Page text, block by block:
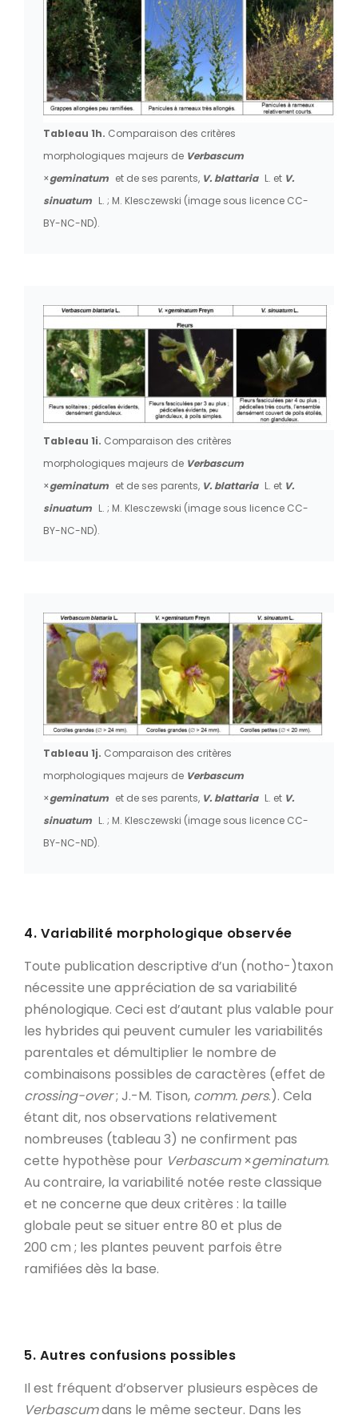
Tableau 1h. Comparaison des critères
morphologiques majeurs de Verbascum
×geminatum et de ses parents, V. blattaria L. et V.
sinuatum L. ; M. Klesczewski (image sous licence CC-
BY-NC-ND).
Tableau 1i. Comparaison des critères
morphologiques majeurs de Verbascum
×geminatum et de ses parents, V. blattaria L. et V.
sinuatum L. ; M. Klesczewski (image sous licence CC-
BY-NC-ND).
Tableau 1j. Comparaison des critères
morphologiques majeurs de Verbascum
×geminatum et de ses parents, V. blattaria L. et V.
sinuatum L. ; M. Klesczewski (image sous licence CC-
BY-NC-ND).
4. Variabilité morphologique observée
Toute publication descriptive d’un (notho-)taxon
nécessite une appréciation de sa variabilité
phénologique. Ceci est d’autant plus valable pour
les hybrides qui peuvent cumuler les variabilités
parentales et démultiplier le nombre de
combinaisons possibles de caractères (effet de
crossing-over; J.-M. Tison, comm. pers.). Cela
étant dit, nos observations relativement
nombreuses (tableau 3) ne confirment pas
cette hypothèse pour Verbascum×geminatum.
Au contraire, la variabilité notée reste classique
et ne concerne que deux critères : la taille
globale peut se situer entre 80 et plus de
200 cm ; les plantes peuvent parfois être
ramifiées dès la base.
5. Autres confusions possibles
Il est fréquent d’observer plusieurs espèces de
Verbascumdans le même secteur. Dans les